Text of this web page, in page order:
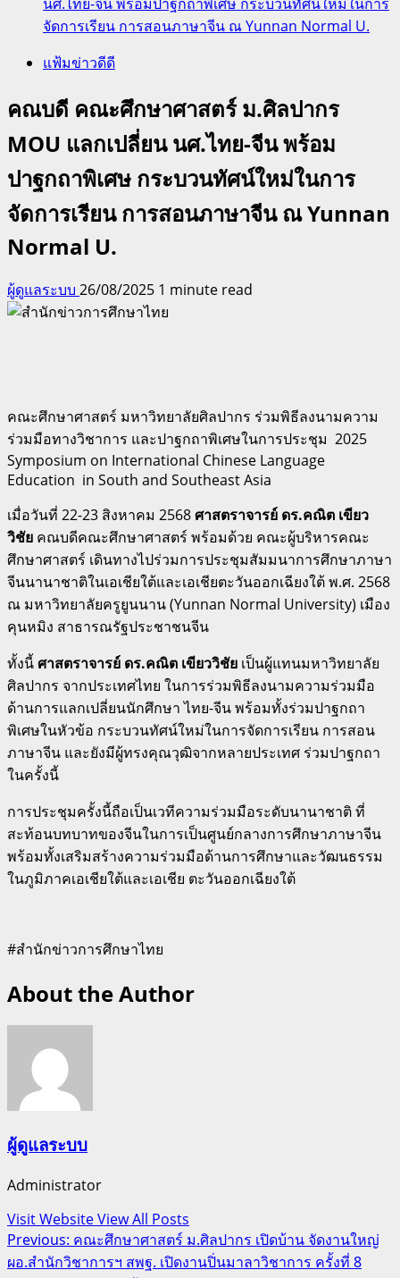
จัดการเรียน การสอนภาษาจีน ณ Yunnan Normal U.
แฟ้มข่าวดีดี
คณบดี คณะศึกษาศาสตร์ ม.ศิลปากร
MOU แลกเปลี่ยน นศ.ไทย-จีน พร้อม
ปาฐกถาพิเศษ กระบวนทัศน์ใหม่ในการ
จัดการเรียน การสอนภาษาจีน ณ Yunnan
Normal U.
ผู้ดูแลระบบ 26/08/2025 1 minute read
คณะศึกษาศาสตร์ มหาวิทยาลัยศิลปากร ร่วมพิธีลงนามความ
ร่วมมือทางวิชาการ และปาฐกถาพิเศษในการประชุม 2025
Symposium on International Chinese Language
Education in South and Southeast Asia
เมื่อวันที่ 22-23 สิงหาคม 2568ศาสตราจารย์ ดร.คณิต เขียว
วิชัย คณบดีคณะศึกษาศาสตร์ พร้อมด้วย คณะผู้บริหารคณะ
ศึกษาศาสตร์ เดินทางไปร่วมการประชุมสัมมนาการศึกษาภาษา
จีนนานาชาติในเอเชียใต้และเอเชียตะวันออกเฉียงใต้ พ.ศ. 2568
ณ มหาวิทยาลัยครูยูนนาน (Yunnan Normal University) เมือง
คุนหมิง สาธารณรัฐประชาชนจีน
ทั้งนี้ศาสตราจารย์ ดร.คณิต เขียววิชัย เป็นผู้แทนมหาวิทยาลัย
ศิลปากร จากประเทศไทย ในการร่วมพิธีลงนามความร่วมมือ
ด้านการแลกเปลี่ยนนักศึกษา ไทย-จีน พร้อมทั้งร่วมปาฐกถา
พิเศษในหัวข้อ กระบวนทัศน์ใหม่ในการจัดการเรียน การสอน
ภาษาจีน และยังมีผู้ทรงคุณวุฒิจากหลายประเทศ ร่วมปาฐกถา
ในครั้งนี้
การประชุมครั้งนี้ถือเป็นเวทีความร่วมมือระดับนานาชาติ ที่
สะท้อนบทบาทของจีนในการเป็นศูนย์กลางการศึกษาภาษาจีน
พร้อมทั้งเสริมสร้างความร่วมมือด้านการศึกษาและวัฒนธรรม
ในภูมิภาคเอเชียใต้และเอเชีย ตะวันออกเฉียงใต้
#สำนักข่าวการศึกษาไทย
About the Author
ผู้ดูแลระบบ
Administrator
Visit WebsiteView All Posts
Post
navigation
Previous: คณะศึกษาศาสตร์ ม.ศิลปากร เปิดบ้าน จัดงานใหญ่
ผอ.สำนักวิชาการฯ สพฐ. เปิดงานปิ่นมาลาวิชาการ ครั้งที่ 8